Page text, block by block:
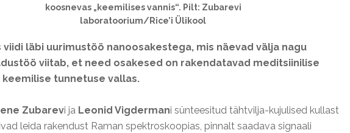
koosnevas „keemilises vannis“. Pilt: Zubarevi
laboratoorium/Rice’i Ülikool
viidi läbi uurimustöö nanoosakestega, mis näevad välja nagu
viitab, et need osakesed on rakendatavad meditsiinilise
tunnetuse vallas.
Zubarevi ja Leonid Vigdermani sünteesitud tähtvilja-kujulised kullast
leida rakendust Raman spektroskoopias, pinnalt saadava signaali